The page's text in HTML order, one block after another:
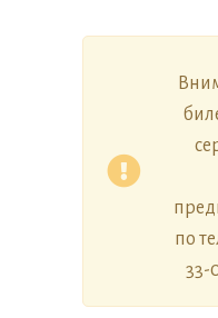
по
33-